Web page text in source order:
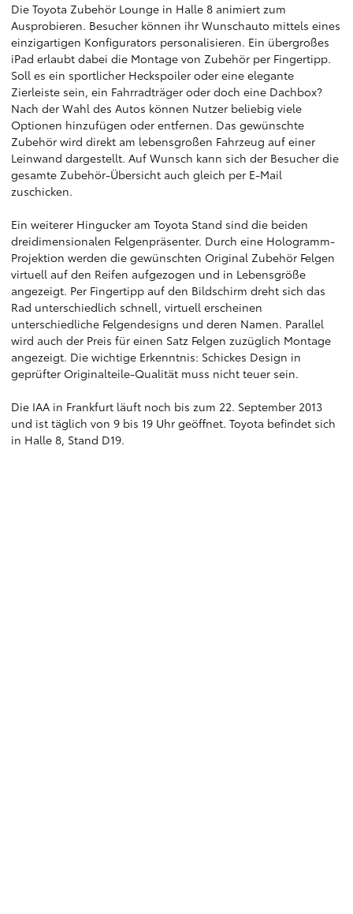
Die Toyota Zubehör Lounge in Halle 8 animiert zum
Ausprobieren. Besucher können ihr Wunschauto mittels eines
einzigartigen Konfigurators personalisieren. Ein übergroßes
iPad erlaubt dabei die Montage von Zubehör per Fingertipp.
Soll es ein sportlicher Heckspoiler oder eine elegante
Zierleiste sein, ein Fahrradträger oder doch eine Dachbox?
Nach der Wahl des Autos können Nutzer beliebig viele
Optionen hinzufügen oder entfernen. Das gewünschte
Zubehör wird direkt am lebensgroßen Fahrzeug auf einer
Leinwand dargestellt. Auf Wunsch kann sich der Besucher die
gesamte Zubehör-Übersicht auch gleich per E-Mail
zuschicken.
Ein weiterer Hingucker am Toyota Stand sind die beiden
dreidimensionalen Felgenpräsenter. Durch eine Hologramm-
Projektion werden die gewünschten Original Zubehör Felgen
virtuell auf den Reifen aufgezogen und in Lebensgröße
angezeigt. Per Fingertipp auf den Bildschirm dreht sich das
Rad unterschiedlich schnell, virtuell erscheinen
unterschiedliche Felgendesigns und deren Namen. Parallel
wird auch der Preis für einen Satz Felgen zuzüglich Montage
angezeigt. Die wichtige Erkenntnis: Schickes Design in
geprüfter Originalteile-Qualität muss nicht teuer sein.
Die IAA in Frankfurt läuft noch bis zum 22. September 2013
und ist täglich von 9 bis 19 Uhr geöffnet. Toyota befindet sich
in Halle 8, Stand D19.